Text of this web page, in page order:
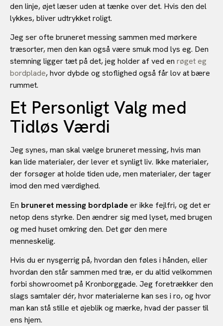
den linje, øjet læser uden at tænke over det. Hvis den del
lykkes, bliver udtrykket roligt.
Jeg ser ofte bruneret messing sammen med mørkere
træsorter, men den kan også være smuk mod lys eg. Den
stemning ligger tæt på det, jeg holder af ved en røget eg
bordplade, hvor dybde og stoflighed også får lov at bære
rummet.
Et Personligt Valg med
Tidløs Værdi
Jeg synes, man skal vælge bruneret messing, hvis man
kan lide materialer, der lever et synligt liv. Ikke materialer,
der forsøger at holde tiden ude, men materialer, der tager
imod den med værdighed.
En bruneret messing bordpladeer ikke fejlfri, og det er
netop dens styrke. Den ændrer sig med lyset, med brugen
og med huset omkring den. Det gør den mere
menneskelig.
Hvis du er nysgerrig på, hvordan den føles i hånden, eller
hvordan den står sammen med træ, er du altid velkommen
forbi showroomet på Kronborggade. Jeg foretrækker den
slags samtaler dér, hvor materialerne kan ses i ro, og hvor
man kan stå stille et øjeblik og mærke, hvad der passer til
ens hjem.